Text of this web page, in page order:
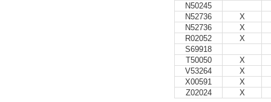
N50245
N52736
X
N52736
X
R02052
X
S69918
T50050
X
V53264
X
X00591
X
Z02024
X